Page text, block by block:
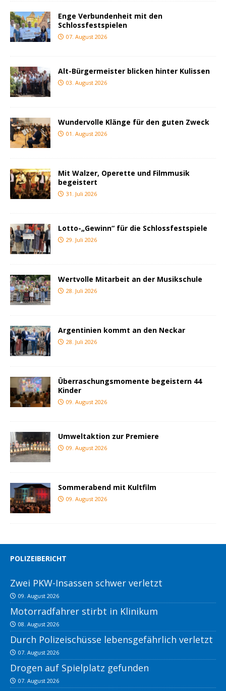
Enge Verbundenheit mit den
Schlossfestspielen
07. August 2026
Alt-Bürgermeister blicken hinter Kulissen
03. August 2026
Wundervolle Klänge für den guten Zweck
01. August 2026
Mit Walzer, Operette und Filmmusik
begeistert
31. Juli 2026
Lotto-„Gewinn“ für die Schlossfestspiele
29. Juli 2026
Wertvolle Mitarbeit an der Musikschule
28. Juli 2026
Argentinien kommt an den Neckar
28. Juli 2026
Überraschungsmomente begeistern 44
Kinder
09. August 2026
Umweltaktion zur Premiere
09. August 2026
Sommerabend mit Kultfilm
09. August 2026
POLIZEIBERICHT
Zwei PKW-Insassen schwer verletzt
09. August 2026
Motorradfahrer stirbt in Klinikum
08. August 2026
Durch Polizeischüsse lebensgefährlich verletzt
07. August 2026
Drogen auf Spielplatz gefunden
07. August 2026